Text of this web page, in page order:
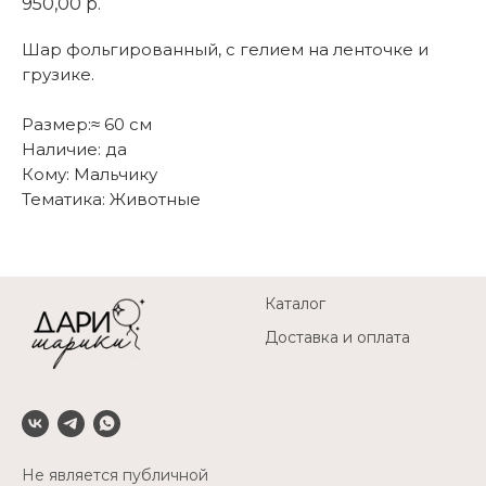
Шар фольгированный, с гелием на ленточке и
грузике.
Размер:≈ 60 см
Наличие: да
Кому: Мальчику
Тематика: Животные
Не является публичной
Каталог
Доставка и оплата